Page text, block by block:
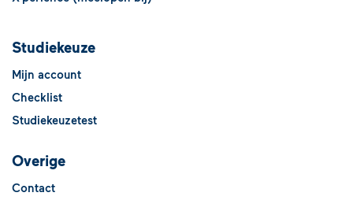
Studiekeuze
Mijn account
Checklist
Studiekeuzetest
Overige
Contact